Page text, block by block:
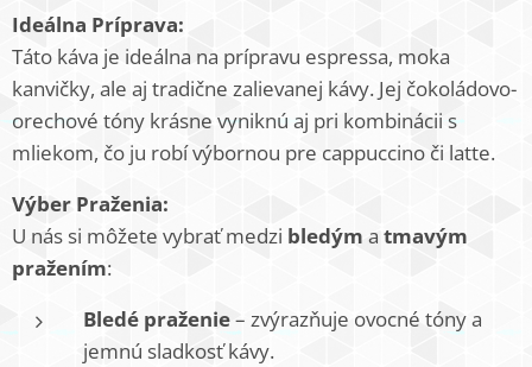
Ideálna Príprava:
Táto káva je ideálna na prípravu espressa, moka
kanvičky, ale aj tradične zalievanej kávy. Jej čokoládovo-
orechové tóny krásne vyniknú aj pri kombinácii s
mliekom, čo ju robí výbornou pre cappuccino či latte.
Výber Praženia:
U nás si môžete vybrať medzi bledým a tmavým
pražením:
Bledé praženie– zvýrazňuje ovocné tóny a
jemnú sladkosť kávy.